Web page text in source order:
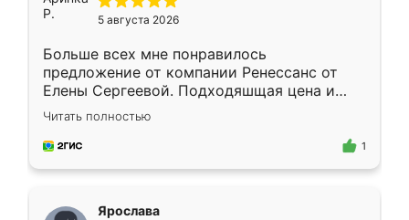
5 августа 2026
Больше всех мне понравилось
предложение от компании Ренессанс от
Елены Сергеевой. Подходяшщая цена и
короткие сроки изготовления. Приехавший
для замера сотрудник Владислав
предложил по моему эскизу самый
Читать полностью
1
Ярослава